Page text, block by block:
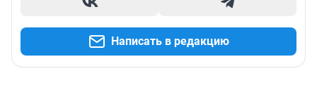
Написать в редакцию